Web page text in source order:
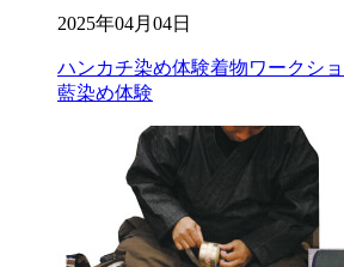
2025年04月04日
ハンカチ染め体験着物ワークシ
藍染め体験